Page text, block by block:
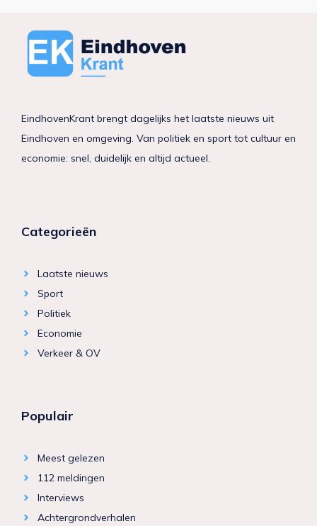
EindhovenKrant brengt dagelijks het laatste nieuws uit
Eindhoven en omgeving. Van politiek en sport tot cultuur en
economie: snel, duidelijk en altijd actueel.
Categorieën
Laatste nieuws
Sport
Politiek
Economie
Verkeer & OV
Populair
Meest gelezen
112 meldingen
Interviews
Achtergrondverhalen